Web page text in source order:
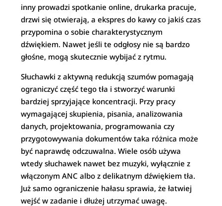
inny prowadzi spotkanie online, drukarka pracuje,
drzwi się otwierają, a ekspres do kawy co jakiś czas
przypomina o sobie charakterystycznym
dźwiękiem. Nawet jeśli te odgłosy nie są bardzo
głośne, mogą skutecznie wybijać z rytmu.
Słuchawki z aktywną redukcją szumów pomagają
ograniczyć część tego tła i stworzyć warunki
bardziej sprzyjające koncentracji. Przy pracy
wymagającej skupienia, pisania, analizowania
danych, projektowania, programowania czy
przygotowywania dokumentów taka różnica może
być naprawdę odczuwalna. Wiele osób używa
wtedy słuchawek nawet bez muzyki, wyłącznie z
włączonym ANC albo z delikatnym dźwiękiem tła.
Już samo ograniczenie hałasu sprawia, że łatwiej
wejść w zadanie i dłużej utrzymać uwagę.